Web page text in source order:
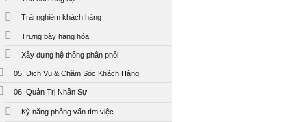
Trải nghiệm khách hàng
Trưng bày hàng hóa
Xây dựng hệ thống phân phối
05. Dịch Vụ & Chăm Sóc Khách Hàng
06. Quản Trị Nhân Sự
Kỹ năng phỏng vấn tìm việc